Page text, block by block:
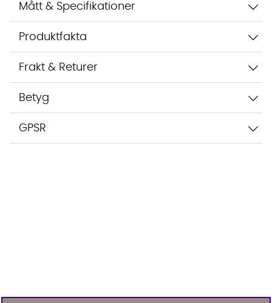
Mått & Specifikationer
Produktfakta
Frakt & Returer
Betyg
GPSR